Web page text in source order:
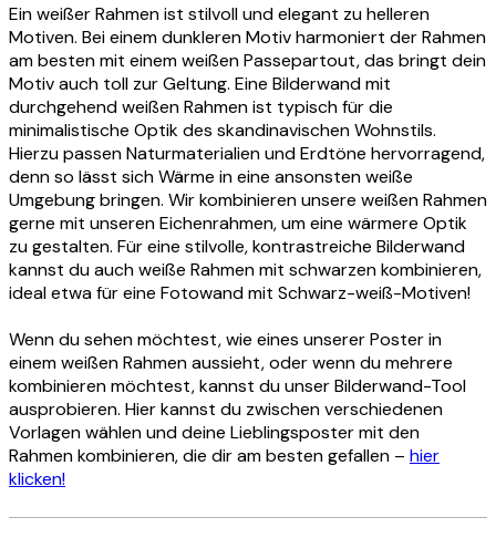
Ein weißer Rahmen ist stilvoll und elegant zu helleren
Motiven. Bei einem dunkleren Motiv harmoniert der Rahmen
am besten mit einem weißen Passepartout, das bringt dein
Motiv auch toll zur Geltung. Eine Bilderwand mit
durchgehend weißen Rahmen ist typisch für die
minimalistische Optik des skandinavischen Wohnstils.
Hierzu passen Naturmaterialien und Erdtöne hervorragend,
denn so lässt sich Wärme in eine ansonsten weiße
Umgebung bringen. Wir kombinieren unsere weißen Rahmen
gerne mit unseren Eichenrahmen, um eine wärmere Optik
zu gestalten. Für eine stilvolle, kontrastreiche Bilderwand
kannst du auch weiße Rahmen mit schwarzen kombinieren,
ideal etwa für eine Fotowand mit Schwarz-weiß-Motiven!
Wenn du sehen möchtest, wie eines unserer Poster in
einem weißen Rahmen aussieht, oder wenn du mehrere
kombinieren möchtest, kannst du unser Bilderwand-Tool
ausprobieren. Hier kannst du zwischen verschiedenen
Vorlagen wählen und deine Lieblingsposter mit den
Rahmen kombinieren, die dir am besten gefallen – hier
klicken!